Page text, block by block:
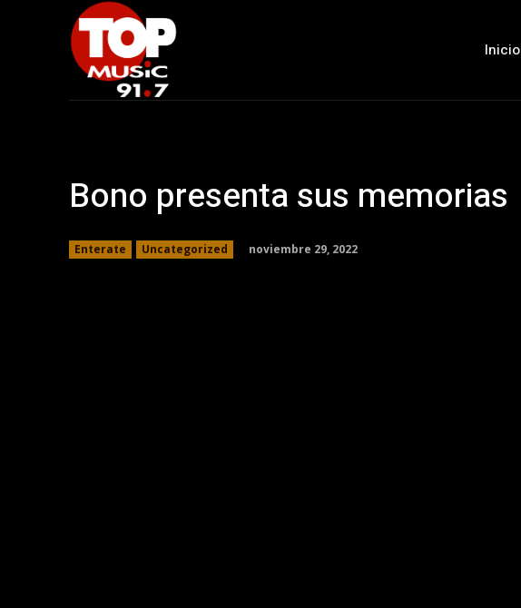
Inicio
Bono presenta sus memorias
Enterate Uncategorized noviembre 29, 2022